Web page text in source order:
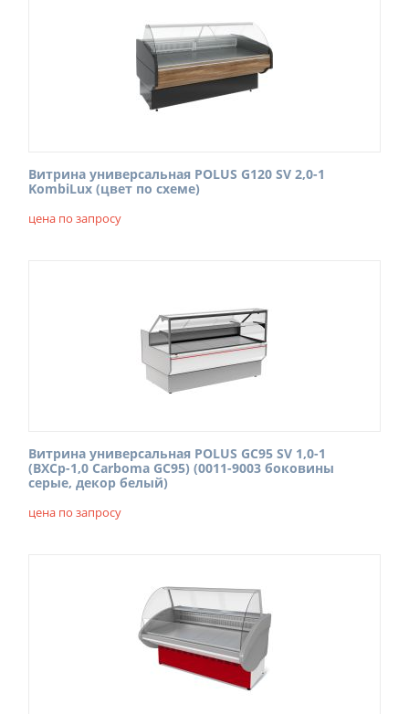
Витрина универсальная POLUS G120 SV 2,0-1
KombiLux (цвет по схеме)
цена по запросу
Витрина универсальная POLUS GC95 SV 1,0-1
(ВХСр-1,0 Carboma GC95) (0011-9003 боковины
серые, декор белый)
цена по запросу